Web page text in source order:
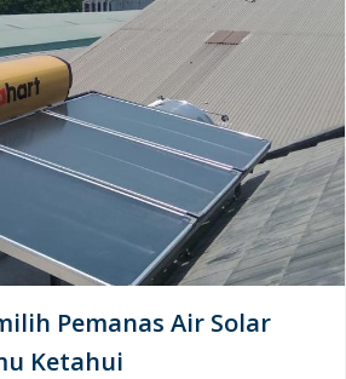
Pemanas Air Solar
Ketahui